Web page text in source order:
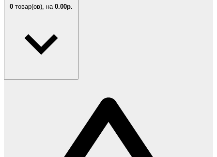
0 товар(ов), на 0.00р.